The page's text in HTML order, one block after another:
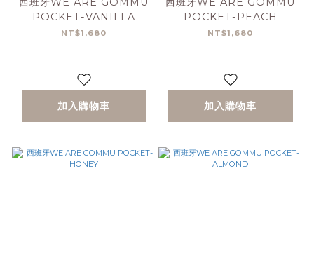
POCKET-VANILLA
NT$1,680
加入購物車
POCKET-PEACH
NT$1,680
加入購物車